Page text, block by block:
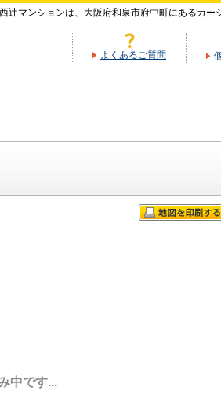
辻マンションは、大阪府和泉市府中町にあるカー
よくあるご質問
中です...